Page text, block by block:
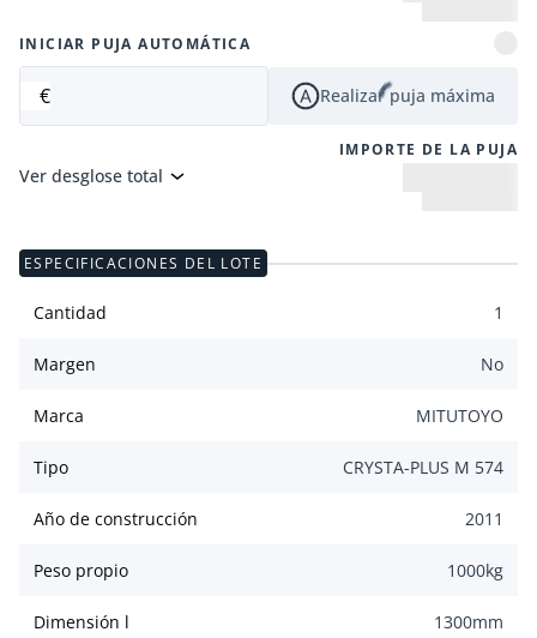
INICIAR PUJA AUTOMÁTICA
€ Realizar puja máxima
IMPORTE DE LA PUJA
Ver desglose total
ESPECIFICACIONES DEL LOTE
Cantidad 1
Margen No
Marca MITUTOYO
Tipo CRYSTA-PLUS M 574
Año de construcción 2011
Peso propio 1000kg
Dimensión l 1300mm